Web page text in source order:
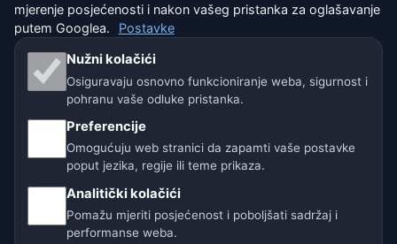
Pomažemo životinjama
Sitemap
Naše vremenske stranice:
🇨🇿 Češka 🇭🇷 Hrvatska
🇩🇪🇦🇹🇨🇭 Njemačka / Austrija / Švicarska
mjerenje posjećenosti i nakon vašeg pristanka za oglašavanje
putem Googlea.
Postavke
Nužni kolačići
Osiguravaju osnovno funkcioniranje weba, sigurnost i
pohranu vaše odluke pristanka.
Preferencije
Omogućuju web stranici da zapamti vaše postavke
poput jezika, regije ili teme prikaza.
Analitički kolačići
Pomažu mjeriti posjećenost i poboljšati sadržaj i
performanse weba.